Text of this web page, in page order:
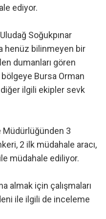
ediyor.
Soğukpınar
henüz bilinmeyen bir
dumanları gören
Bursa Orman
ilgili ekipler sevk
Müdürlüğünden 3
2 ilk müdahale aracı,
müdahale ediliyor.
almak için çalışmaları
ile ilgili de inceleme